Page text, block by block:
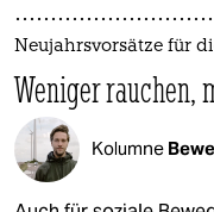
Neujahrsvorsätze für
Weniger rauchen,
Kolumne